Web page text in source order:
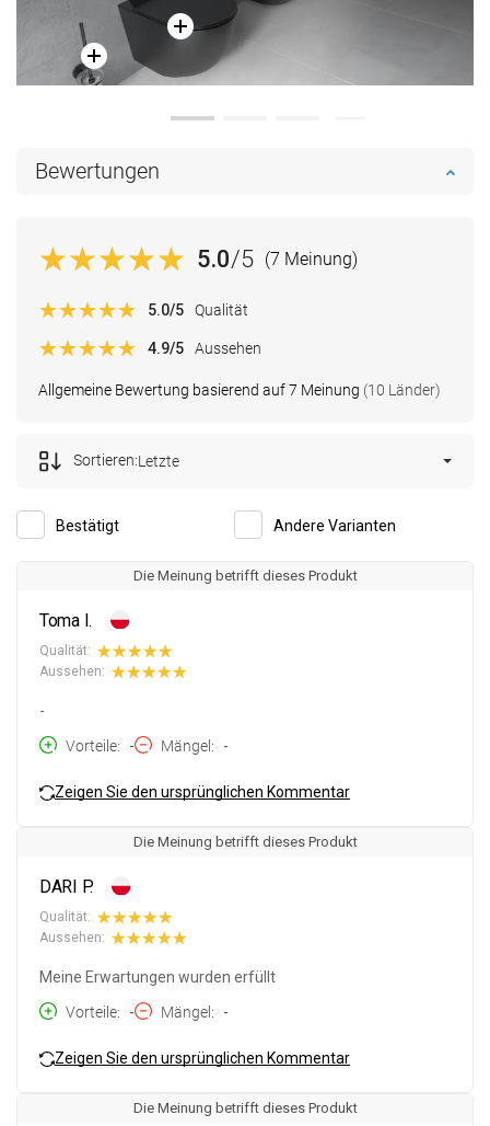
Bewertungen
5.0/5 (7 Meinung)
Allgemeine Bewertung basierend auf 7 Meinung (10 Länder)
5.0/5 Qualität
4.9/5 Aussehen
Bestätigt Andere Varianten
Sortieren:Letzte
Die Meinung betrifft dieses Produkt
Toma I.
Qualität:
Aussehen:
-
Vorteile
- Mängel -
Zeigen Sie den ursprünglichen Kommentar
Die Meinung betrifft dieses Produkt
DARI P.
Qualität:
Aussehen:
Meine Erwartungen wurden erfüllt
Vorteile
- Mängel -
Zeigen Sie den ursprünglichen Kommentar
Die Meinung betrifft dieses Produkt